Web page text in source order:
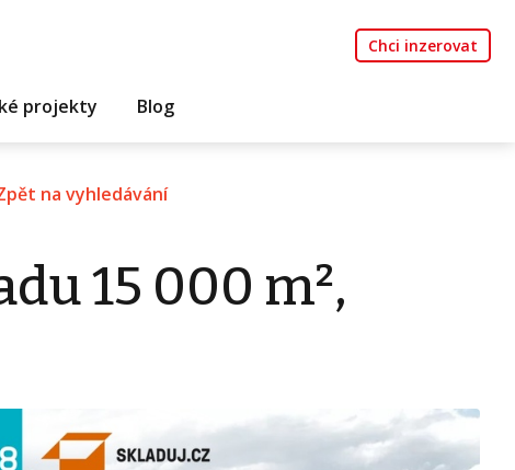
Chci inzerovat
projekty Blog
na vyhledávání
15 000 m²,